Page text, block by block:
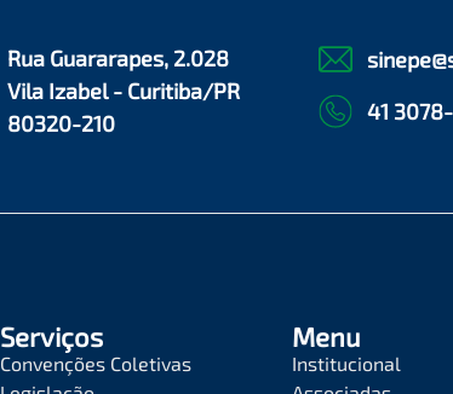
Rua Guararapes, 2.028
Vila Izabel - Curitiba/PR
80320-210
41
Serviços
Convenções Coletivas
Menu
Institucional